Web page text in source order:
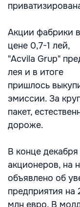
Акции фабрики
цене 0,7-1 лей,
"Acvila Grup"
лея и в итоге
пришлось
эмиссии. За
пакет,
дороже.
В конце
акционеров, на
объявлено об
предприятия на
млн евро. В